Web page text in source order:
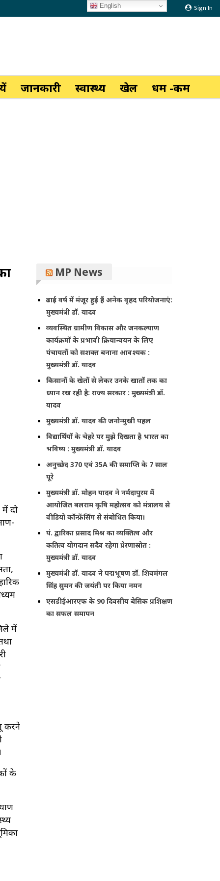
Sign In
जानकारी स्वास्थ्य खेल धर्म -कर्म
दो
में
करने
के
MP News
ढाई वर्ष में मंजूर हुई हैं अनेक वृहद परियोजनाएं:
मुख्यमंत्री डॉ. यादव
व्यवस्थित ग्रामीण विकास और जनकल्याण
कार्यक्रमों के प्रभावी क्रियान्वयन के लिए
पंचायतों को सशक्त बनाना आवश्यक :
मुख्यमंत्री डॉ. यादव
किसानों के खेतों से लेकर उनके खातों तक का
ध्यान रख रही है: राज्य सरकार : मुख्यमंत्री डॉ.
यादव
मुख्यमंत्री डॉ. यादव की जनोन्मुखी पहल
विद्यार्थियों के चेहरे पर मुझे दिखता है भारत का
भविष्य : मुख्यमंत्री डॉ. यादव
अनुच्छेद 370 एवं 35A की समाप्ति के 7 साल
पूरे
मुख्यमंत्री डॉ. मोहन यादव ने नर्मदापुरम में
आयोजित बलराम कृषि महोत्सव को मंत्रालय से
वीडियो कॉन्फ्रेंसिंग से संबोधित किया।
पं. द्वारिका प्रसाद मिश्र का व्यक्तित्व और
कतित्व योगदान सदैव रहेगा प्रेरणास्रोत :
मुख्यमंत्री डॉ. यादव
मुख्यमंत्री डॉ. यादव ने पद्मभूषण डॉ. शिवमंगल
सिंह सुमन की जयंती पर किया नमन
एसडीईआरएफ के 90 दिवसीय बेसिक प्रशिक्षण
का सफल समापन
English